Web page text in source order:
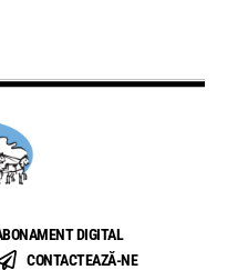
DIGITAL
CONTACTEAZĂ-NE